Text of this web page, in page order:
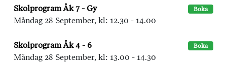
Skolprogram Åk 7 - Gy Boka
Måndag 28 September, kl: 12.30 - 14.00
Skolprogram Åk 4 - 6 Boka
Måndag 28 September, kl: 13.00 - 14.30